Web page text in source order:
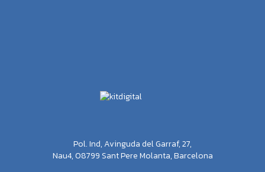
Pol. Ind, Avinguda del Garraf, 27,
Nau4, 08799 Sant Pere Molanta, Barcelona